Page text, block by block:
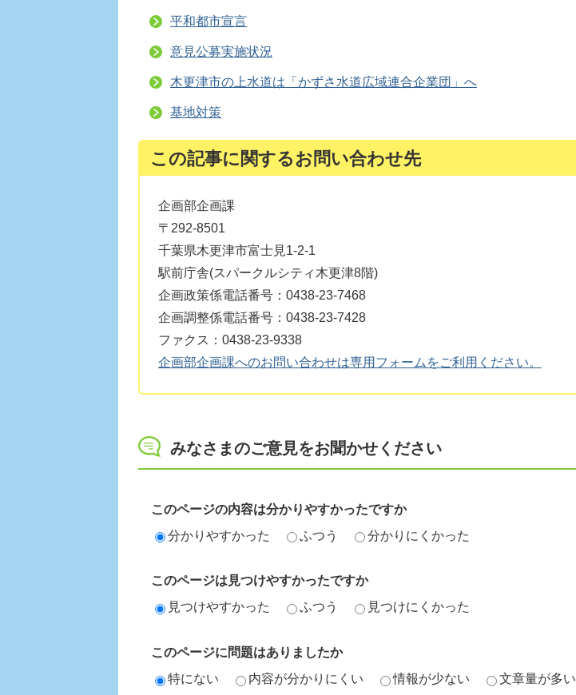
平和都市宣言
意見公募実施状況
木更津市の上水道は「かずさ水道広域連合企業団」へ
基地対策
この記事に関するお問い合わせ先
企画部企画課
〒292-8501
千葉県木更津市富士見1-2-1
駅前庁舎(スパークルシティ木更津8階)
企画政策係電話番号：0438-23-7468
企画調整係電話番号：0438-23-7428
ファクス：0438-23-9338
企画部企画課へのお問い合わせは専用フォームをご利用ください。
みなさまのご意見をお聞かせください
このページの内容は分かりやすかったですか
分かりやすかった
ふつう 分かりにくかった
このページは見つけやすかったですか
見つけやすかった
ふつう 見つけにくかった
このページに問題はありましたか
特にない
内容が分かりにくい 情報が少ない 文章量が多い